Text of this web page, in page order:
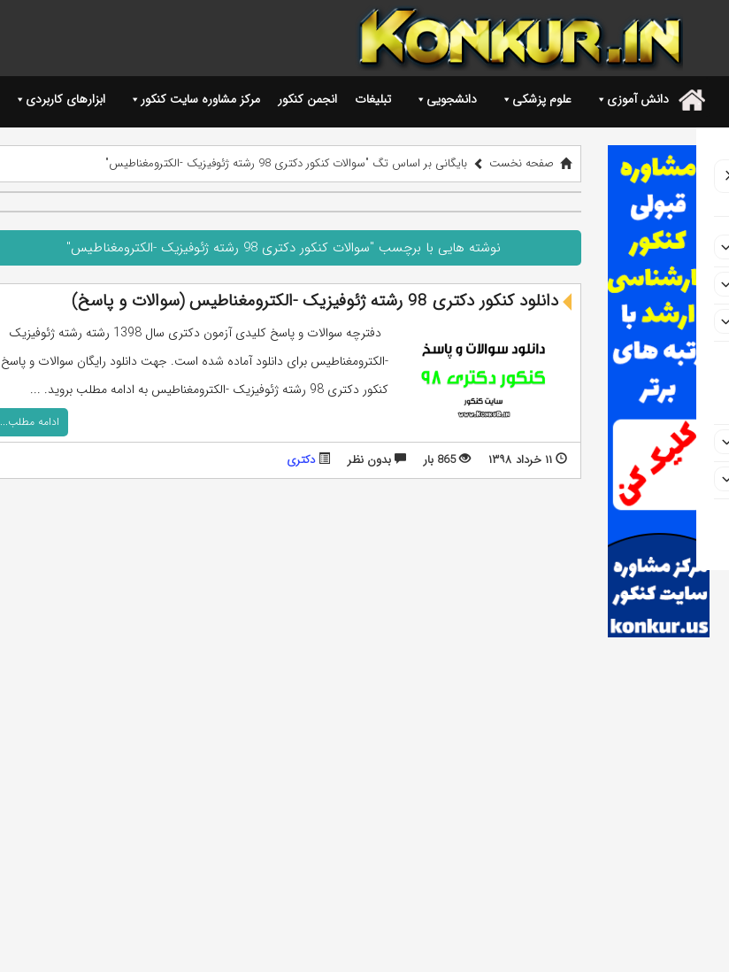
. دانش آموزی علوم پزشکی دانشجویی تبلیغات انجمن کنکور مرکز مشاوره سایت کنکور ابزارهای کاربردی
صفحه نخست بایگانی بر اساس تگ "سوالات کنکور دکتری 98 رشته ژئوفیزیک -الکترومغناطیس"
نوشته هایی با برچسب "سوالات کنکور دکتری 98 رشته ژئوفیزیک -الکترومغناطیس"
دانلود کنکور دکتری 98 رشته ژئوفیزیک -الکترومغناطیس (سوالات و پاسخ)
دفترچه سوالات و پاسخ کلیدی آزمون دکتری سال 1398 رشته رشته ژئوفیزیک
-الکترومغناطیس برای دانلود آماده شده است. جهت دانلود رایگان سوالات و پاسخ
کنکور دکتری 98 رشته ژئوفیزیک -الکترومغناطیس به ادامه مطلب بروید. ...
ادامه مطلب...
۱۱ خرداد ۱۳۹۸ 865 بار بدون نظر دکتری